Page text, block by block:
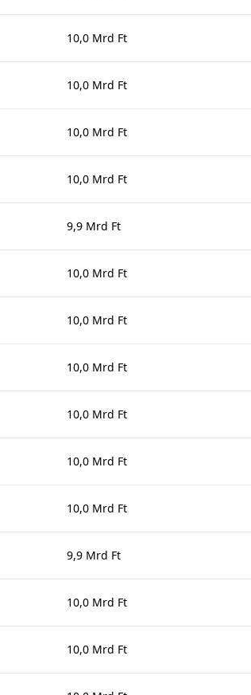
10,0 Mrd Ft
10,0 Mrd Ft
10,0 Mrd Ft
10,0 Mrd Ft
9,9 Mrd Ft
10,0 Mrd Ft
10,0 Mrd Ft
10,0 Mrd Ft
10,0 Mrd Ft
10,0 Mrd Ft
10,0 Mrd Ft
9,9 Mrd Ft
10,0 Mrd Ft
10,0 Mrd Ft